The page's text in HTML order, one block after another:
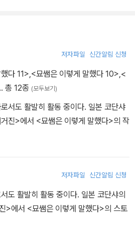
저자파일 신간알림 신청
다 11> <묘쌤은 이렇게 말했다 10> <
총 12종 (모두보기)
서도 활발히 활동 중이다. 일본 코단샤
진>에서 <묘쌤은 이렇게 말했다>의 작
저자파일 신간알림 신청
도 활발히 활동 중이다. 일본 코단샤의
>에서 <묘쌤은 이렇게 말했다>의 스토